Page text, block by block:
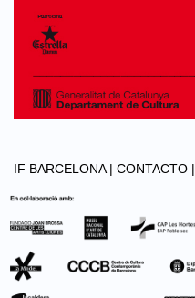
IF BARCELONA | CONTACTO |